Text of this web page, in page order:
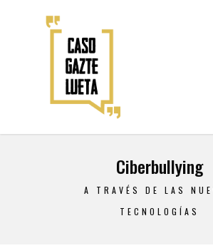
Ciberbullying
A TRAVÉS DE LAS
TECNOLOGÍAS